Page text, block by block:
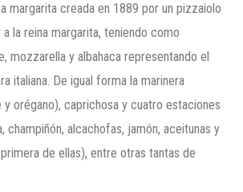
margarita creada en 1889 por un pizzaiolo
a la reina margarita, teniendo como
mozzarella y albahaca representando el
italiana. De igual forma la marinera
orégano), caprichosa y cuatro estaciones
champiñón, alcachofas, jamón, aceitunas y
de ellas), entre otras tantas de